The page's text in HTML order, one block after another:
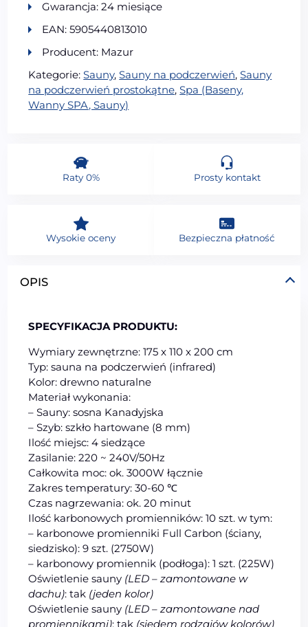
OPIS
SPECYFIKACJA PRODUKTU:
Wymiary zewnętrzne: 175 x 110 x 200 cm
Typ: sauna na podczerwień (infrared)
Kolor: drewno naturalne
Materiał wykonania:
– Sauny: sosna Kanadyjska
– Szyb: szkło hartowane (8 mm)
Ilość miejsc: 4 siedzące
Zasilanie: 220 ~ 240V/50Hz
Całkowita moc: ok. 3000W łącznie
Zakres temperatury: 30-60 ℃
Czas nagrzewania: ok. 20 minut
Ilość karbonowych promienników: 10 szt. w tym:
– karbonowe promienniki Full Carbon (ściany,
siedzisko): 9 szt. (2750W)
– karbonowy promiennik (podłoga): 1 szt. (225W)
Oświetlenie sauny (LED – zamontowane w
dachu): tak (jeden kolor)
Oświetlenie sauny (LED – zamontowane nad
promiennikami): tak (siedem rodzajów kolorów)
Gwarancja: 24 miesiące
EAN: 5905440813010
Producent: Mazur
Kategorie:Sauny,Sauny na podczerwień,Sauny
na podczerwień prostokątne,Spa (Baseny,
Wanny SPA, Sauny)
Raty 0% Prosty kontakt
Wysokie oceny Bezpieczna płatność